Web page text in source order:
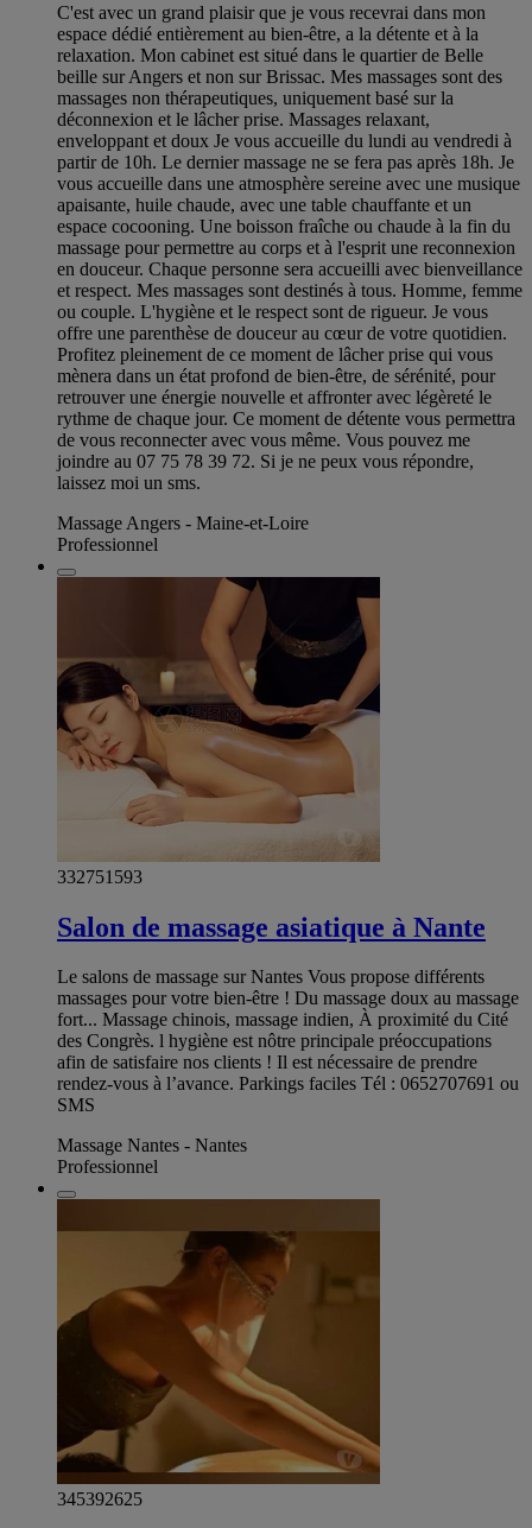
C'est avec un grand plaisir que je vous recevrai dans mon
espace dédié entièrement au bien-être, a la détente et à la
relaxation. Mon cabinet est situé dans le quartier de Belle
beille sur Angers et non sur Brissac. Mes massages sont des
massages non thérapeutiques, uniquement basé sur la
déconnexion et le lâcher prise. Massages relaxant,
enveloppant et doux Je vous accueille du lundi au vendredi à
partir de 10h. Le dernier massage ne se fera pas après 18h. Je
vous accueille dans une atmosphère sereine avec une musique
apaisante, huile chaude, avec une table chauffante et un
espace cocooning. Une boisson fraîche ou chaude à la fin du
massage pour permettre au corps et à l'esprit une reconnexion
en douceur. Chaque personne sera accueilli avec bienveillance
et respect. Mes massages sont destinés à tous. Homme, femme
ou couple. L'hygiène et le respect sont de rigueur. Je vous
offre une parenthèse de douceur au cœur de votre quotidien.
Profitez pleinement de ce moment de lâcher prise qui vous
mènera dans un état profond de bien-être, de sérénité, pour
retrouver une énergie nouvelle et affronter avec légèreté le
rythme de chaque jour. Ce moment de détente vous permettra
de vous reconnecter avec vous même. Vous pouvez me
joindre au 07 75 78 39 72. Si je ne peux vous répondre,
laissez moi un sms.
Massage Angers - Maine-et-Loire
Professionnel
332751593
Salon de massage asiatique à Nante
Le salons de massage sur Nantes Vous propose différents
massages pour votre bien-être ! Du massage doux au massage
fort... Massage chinois, massage indien, À proximité du Cité
des Congrès. l hygiène est nôtre principale préoccupations
afin de satisfaire nos clients ! Il est nécessaire de prendre
rendez-vous à l’avance. Parkings faciles Tél : 0652707691 ou
SMS
Massage Nantes - Nantes
Professionnel
345392625